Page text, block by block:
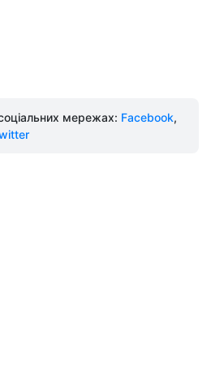
мережах: Facebook,